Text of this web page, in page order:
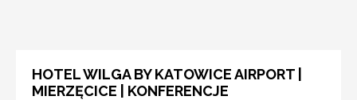
HOTEL WILGA BY KATOWICE AIRPORT |
MIERZĘCICE | KONFERENCJE